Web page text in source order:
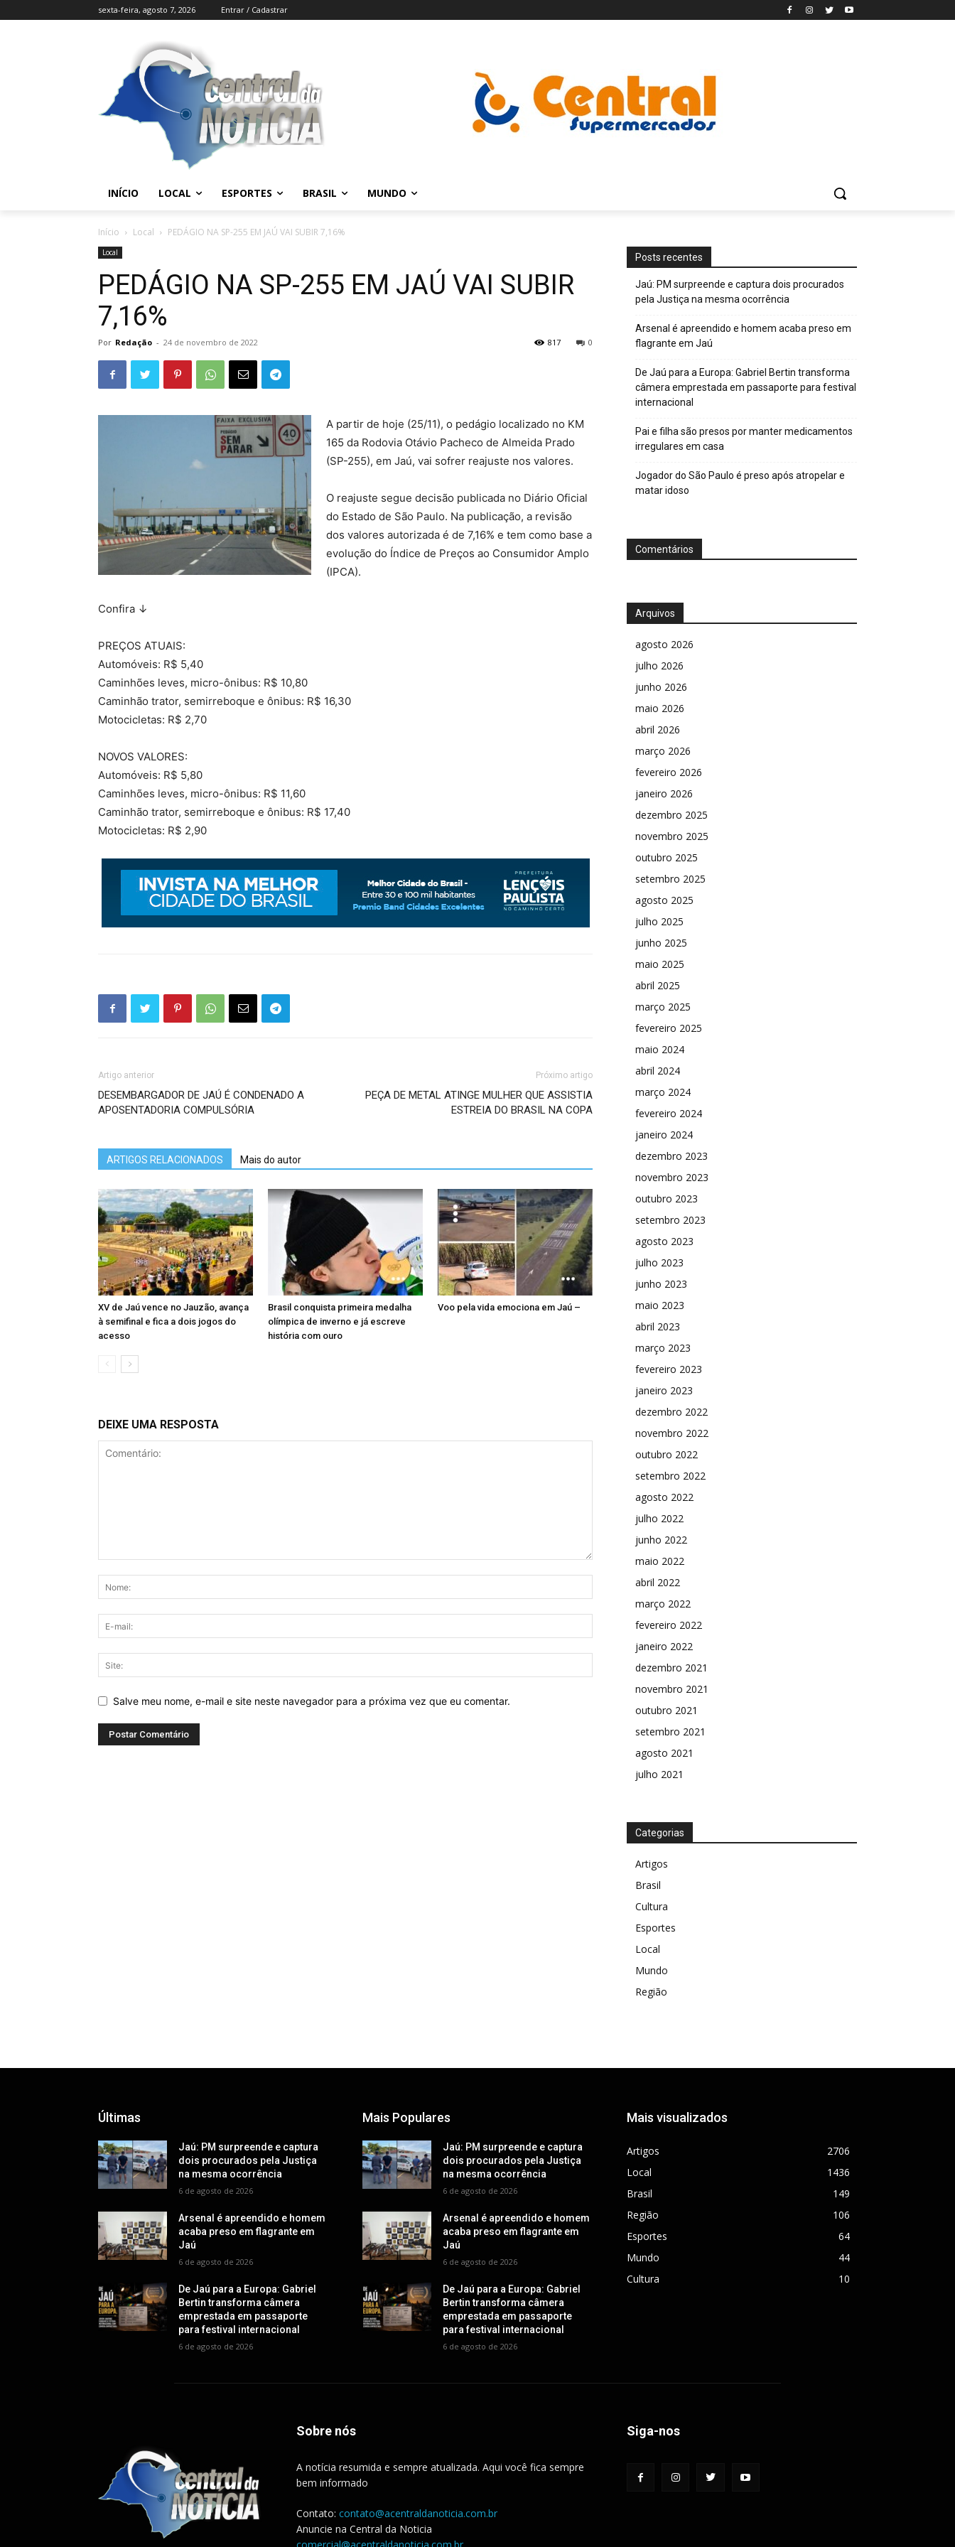
sexta-feira, agosto 7, 2026 Entrar / Cadastrar
INÍCIO LOCAL ESPORTES BRASIL MUNDO
Início Local PEDÁGIO NA SP-255 EM JAÚ VAI SUBIR 7,16%
Local
PEDÁGIO NA SP-255 EM JAÚ VAI SUBIR
7,16%
Por Redação - 24 de novembro de 2022 0
817
A partir de hoje (25/11), o pedágio localizado no KM
165 da Rodovia Otávio Pacheco de Almeida Prado
(SP-255), em Jaú, vai sofrer reajuste nos valores.
O reajuste segue decisão publicada no Diário Oficial
do Estado de São Paulo. Na publicação, a revisão
dos valores autorizada é de 7,16% e tem como base a
evolução do Índice de Preços ao Consumidor Amplo
(IPCA).
Confira ↓
PREÇOS ATUAIS:
Automóveis: R$ 5,40
Caminhões leves, micro-ônibus: R$ 10,80
Caminhão trator, semirreboque e ônibus: R$ 16,30
Motocicletas: R$ 2,70
NOVOS VALORES:
Automóveis: R$ 5,80
Caminhões leves, micro-ônibus: R$ 11,60
Caminhão trator, semirreboque e ônibus: R$ 17,40
Motocicletas: R$ 2,90
Artigo anterior
DESEMBARGADOR DE JAÚ É CONDENADO A
APOSENTADORIA COMPULSÓRIA
Próximo artigo
PEÇA DE METAL ATINGE MULHER QUE ASSISTIA
ESTREIA DO BRASIL NA COPA
ARTIGOS RELACIONADOS Mais do autor
XV de Jaú vence no Jauzão, avança
à semifinal e fica a dois jogos do
acesso
Brasil conquista primeira medalha
olímpica de inverno e já escreve
história com ouro
Voo pela vida emociona em Jaú –
DEIXE UMA RESPOSTA
Salve meu nome, e-mail e site neste navegador para a próxima vez que eu comentar.
Posts recentes
Jaú: PM surpreende e captura dois procurados
pela Justiça na mesma ocorrência
Arsenal é apreendido e homem acaba preso em
flagrante em Jaú
De Jaú para a Europa: Gabriel Bertin transforma
câmera emprestada em passaporte para festival
internacional
Pai e filha são presos por manter medicamentos
irregulares em casa
Jogador do São Paulo é preso após atropelar e
matar idoso
Comentários
Arquivos
agosto 2026
julho 2026
junho 2026
maio 2026
abril 2026
março 2026
fevereiro 2026
janeiro 2026
dezembro 2025
novembro 2025
outubro 2025
setembro 2025
agosto 2025
julho 2025
junho 2025
maio 2025
abril 2025
março 2025
fevereiro 2025
maio 2024
abril 2024
março 2024
fevereiro 2024
janeiro 2024
dezembro 2023
novembro 2023
outubro 2023
setembro 2023
agosto 2023
julho 2023
junho 2023
maio 2023
abril 2023
março 2023
fevereiro 2023
janeiro 2023
dezembro 2022
novembro 2022
outubro 2022
setembro 2022
agosto 2022
julho 2022
junho 2022
maio 2022
abril 2022
março 2022
fevereiro 2022
janeiro 2022
dezembro 2021
novembro 2021
outubro 2021
setembro 2021
agosto 2021
julho 2021
Categorias
Artigos
Brasil
Cultura
Esportes
Local
Mundo
Região
Últimas
Jaú: PM surpreende e captura
dois procurados pela Justiça
na mesma ocorrência
6 de agosto de 2026
Arsenal é apreendido e homem
acaba preso em flagrante em
Jaú
6 de agosto de 2026
De Jaú para a Europa: Gabriel
Bertin transforma câmera
emprestada em passaporte
para festival internacional
6 de agosto de 2026
Mais Populares
Jaú: PM surpreende e captura
dois procurados pela Justiça
na mesma ocorrência
6 de agosto de 2026
Arsenal é apreendido e homem
acaba preso em flagrante em
Jaú
6 de agosto de 2026
De Jaú para a Europa: Gabriel
Bertin transforma câmera
emprestada em passaporte
para festival internacional
6 de agosto de 2026
Mais visualizados
Artigos
2706
Local
1436
Brasil
149
Região
106
Esportes
64
Mundo
44
Cultura
10
Sobre nós
A notícia resumida e sempre atualizada. Aqui você fica sempre
bem informado
Contato: contato@acentraldanoticia.com.br
Anuncie na Central da Noticia
Siga-nos